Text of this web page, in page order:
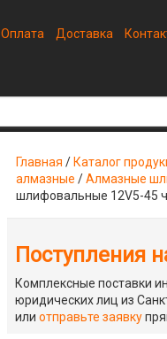
Оплата Доставка
Главная / Каталог
алмазные /Алмазные
шлифовальные 12V5-45
Поступления
Комплексные поставки
юридических лиц из
илиотправьте заявку